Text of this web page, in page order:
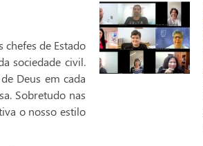
de Estado
sociedade civil.
Deus em cada
Sobretudo nas
o nosso estilo